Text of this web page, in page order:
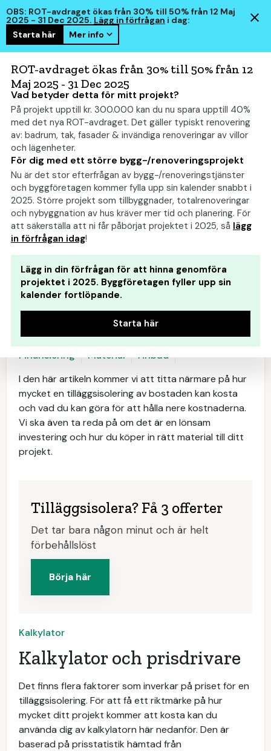
OBS: ROT-avdraget ökas från 30% till 50% från 12 Maj
2025 - 31 Dec 2025. Lägg in förfrågan i dag:
Starta här
Mer info
ROT-avdraget ökas från 30% till 50% från 12
Maj 2025 - 31 Dec 2025
Vad betyder detta för mitt projekt?
På projekt upptill kr. 300.000 kan du nu spara upptill 40%
med det nya ROT-avdraget. Det gäller typiskt renovering
av: badrum, tak, fasader & invändiga renoveringar av villor
och lägenheter.
För dig med ett större bygg-/renoveringsprojekt
Nu är det stor efterfrågan av bygg-/renoveringstjänster
och byggföretagen kommer fylla upp sin kalender snabbt i
2025. Större projekt som tillbyggnader, totalrenoveringar
och nybyggnation av hus kräver mer tid och planering. För
att säkerställa att ni får påbörjat projektet i 2025, så lägg
in förfrågan idag!
Lägg in din förfrågan för att hinna genomföra
projektet i 2025. Byggföretagen fyller upp sin
kalender fortlöpande.
Starta här
hemsmart
Tilläggsisolering: Kostnad,
Priskalkylator och Budget
Kalkylator Hantverkare
Lönsamhet
Finansiering
Material
Anbud
I den här artikeln kommer vi att titta närmare på hur
mycket en tilläggsisolering av bostaden kan kosta
och vad du kan göra för att hålla nere kostnaderna.
Vi ska även ta reda på om det är en lönsam
investering och hur du köper in rätt material till ditt
projekt.
Tilläggsisolera? Få 3 offerter
Det tar bara någon minut och är helt
förbehållslöst
Börja här
Kalkylator
Kalkylator och prisdrivare
Det finns flera faktorer som inverkar på priset för en
tilläggsisolering. För att få ett riktmärke på hur
mycket ditt projekt kommer att kosta kan du
använda dig av kalkylatorn här nedanför. Den är
baserad på prisstatistik hämtad från